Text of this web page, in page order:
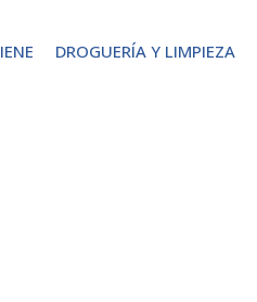
DROGUERÍA Y LIMPIEZA